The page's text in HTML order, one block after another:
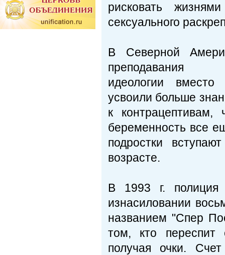
рисковать
сексуального
В Северной
преподавания
идеологии
усвоили больше
к контрацептивам,
беременность все
подростки
возрасте.
В 1993 г. полиция
изнасиловании
названием "Спер
том, кто
получая очки.